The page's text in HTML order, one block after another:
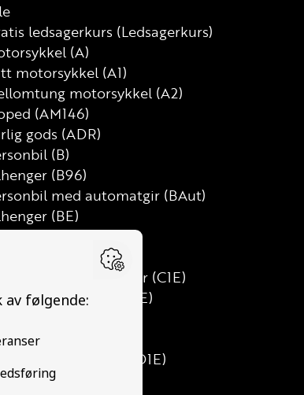
ledsagerkurs (Ledsagerkurs)
(A)
motorsykkel (A1)
motorsykkel (A2)
(AM146)
gods (ADR)
(B)
(B96)
med automatgir (BAut)
(BE)
(C)
lastebil med henger (C1E)
med henger (CE)
(D1)
med henger (D1E)
med henger (DE)